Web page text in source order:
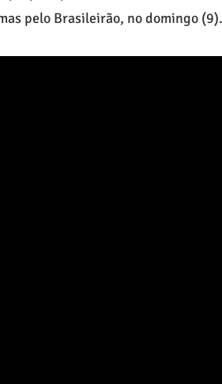
pelo Brasileirão, no domingo (9).